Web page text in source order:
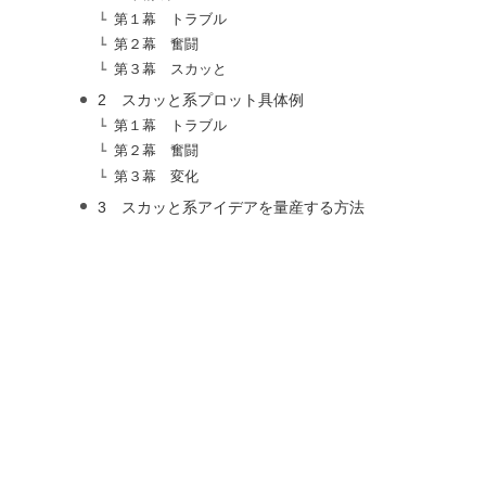
第１幕 トラブル
第２幕 奮闘
第３幕 スカッと
2 スカッと系プロット具体例
第１幕 トラブル
第２幕 奮闘
第３幕 変化
3 スカッと系アイデアを量産する方法